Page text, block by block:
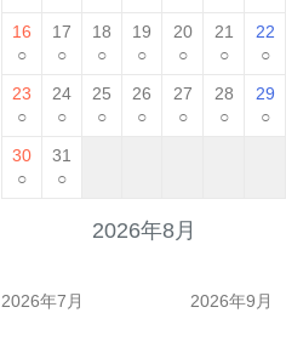
2026年8月
16
○
17
○
18
○
19
○
20
○
21
○
22
○
23
○
24
○
25
○
26
○
27
○
28
○
29
○
30
○
31
○
2026年7月 2026年9月